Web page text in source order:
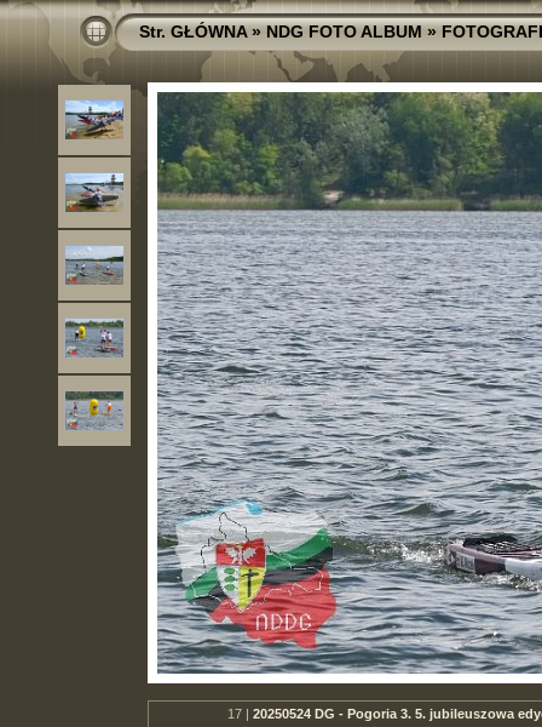
Str. GŁÓWNA»NDG FOTO ALBUM»
17 | 20250524 DG - Pogoria 3. 5. jubileuszowa